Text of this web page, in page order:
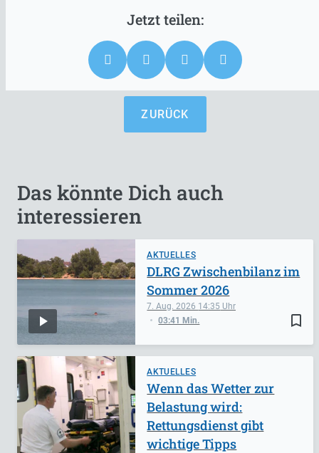
ZURÜCK
Das könnte Dich auch
interessieren
AKTUELLES
bookmark_border
7. Aug. 2026 14:35
03:41 Min.
DLRG Zwischenbilanz im
Sommer 2026
AKTUELLES
Wenn das Wetter zur
Belastung wird:
Rettungsdienst gibt
wichtige Tipps